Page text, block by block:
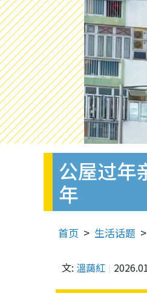
公屋过年
年
首页 生活话题
文: 溫藹紅